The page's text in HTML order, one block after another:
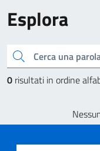
Esplora
Cerca una parola chiave
0 risultati in ordine